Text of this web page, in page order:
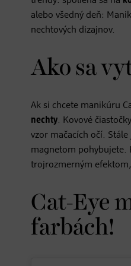
alebo všedný deň:
nechtových dizajnov.
Ako sa
Ak si chcete manikúru
nechty. Kovové
vzor mačacích očí.
magnetom pohybujete.
trojrozmerným
Cat-Eye
farbách!